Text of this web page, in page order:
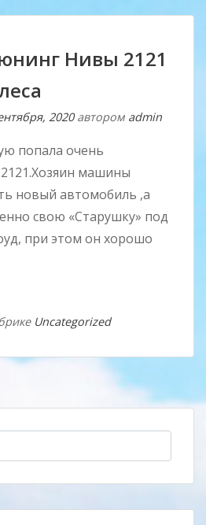
Нивы 2121
2020автором admin
попала очень
машины
новый автомобиль ,а
свою «Старушку» под
при этом он хорошо
Uncategorized